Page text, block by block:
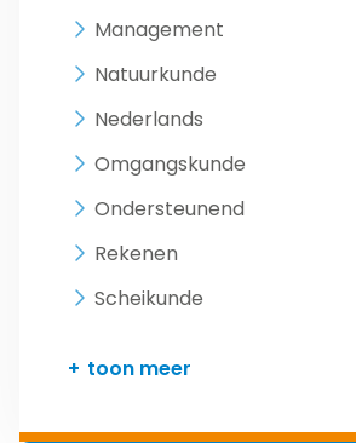
Management
Natuurkunde
Nederlands
Omgangskunde
Ondersteunend
Rekenen
Scheikunde
toon meer